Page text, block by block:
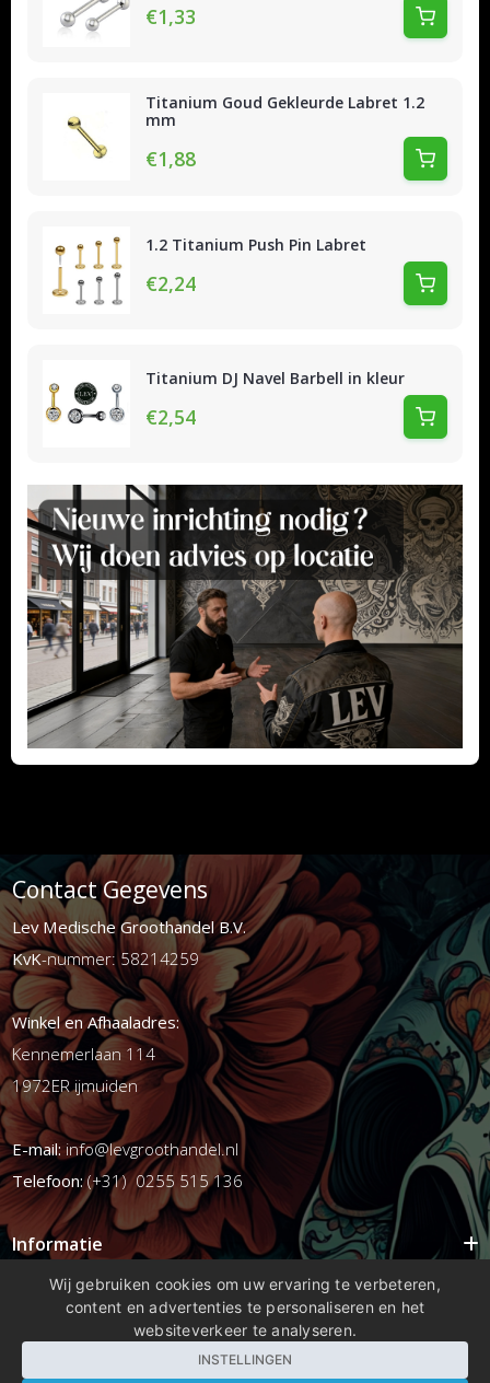
€1,33
Titanium Goud Gekleurde Labret 1.2
mm
€1,88
1.2 Titanium Push Pin Labret
€2,24
Titanium DJ Navel Barbell in kleur
€2,54
Contact Gegevens
Lev Medische Groothandel B.V.
KvK-nummer: 58214259
Winkel en Afhaaladres:
Kennemerlaan 114
1972ER ijmuiden
E-mail:info@levgroothandel.nl
Telefoon:(+31) 0255 515 136
Informatie
Mijn account
Wij gebruiken cookies om uw ervaring te verbeteren,
content en advertenties te personaliseren en het
websiteverkeer te analyseren.
INSTELLINGEN